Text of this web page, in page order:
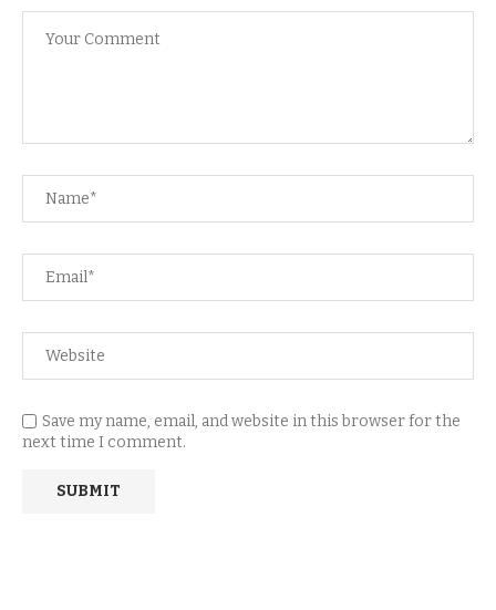
Save my name, email, and website in this browser for the
next time I comment.